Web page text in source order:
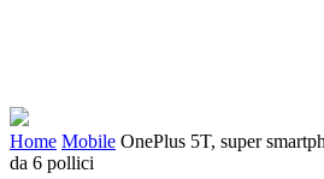
Home Mobile OnePlus 5T, super
da 6 pollici